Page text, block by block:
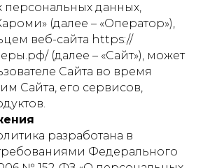
персональных данных,
(далее – «Оператор»),
веб-сайта https://
(далее – «Сайт»), может
Сайта во время
Сайта, его сервисов,
разработана в
Федерального